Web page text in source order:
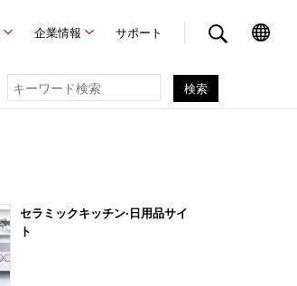
企業情報 サポート
セラミックキッチン·日用品サイ
ト